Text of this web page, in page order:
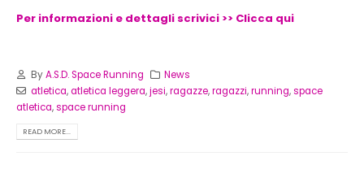
Per informazioni e dettagli scrivici >> Clicca qui
ByA.S.D. Space Running
News
atletica,atletica leggera,jesi,ragazze,ragazzi,running,space
atletica,space running
READ MORE...